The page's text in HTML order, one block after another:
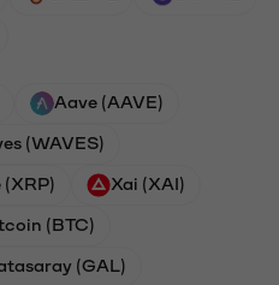
Aave (AAVE)
(WAVES)
(XRP) Xai (XAI)
(BTC)
(GAL)